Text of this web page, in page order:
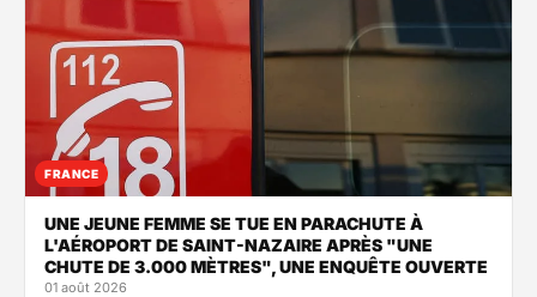
FRANCE
UNE JEUNE FEMME SE TUE EN PARACHUTE À
L'AÉROPORT DE SAINT-NAZAIRE APRÈS "UNE
CHUTE DE 3.000 MÈTRES", UNE ENQUÊTE OUVERTE
01 août 2026